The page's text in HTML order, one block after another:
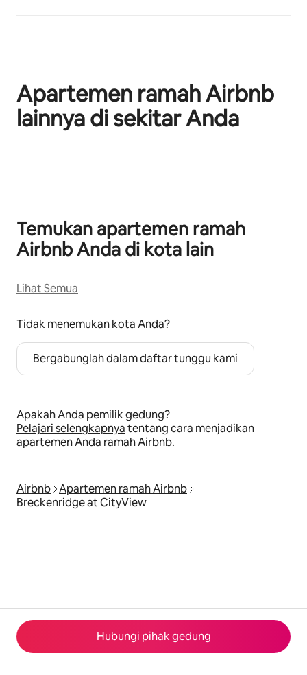
Hubungi pihak gedung
Apartemen ramah Airbnb
lainnya di sekitar Anda
Temukan apartemen ramah
Airbnb Anda di kota lain
Lihat Semua
Tidak menemukan kota Anda?
Bergabunglah dalam daftar tunggu kami
Apakah Anda pemilik gedung?
Pelajari selengkapnyatentang cara menjadikan
apartemen Anda ramah Airbnb.
Airbnb Apartemen ramah Airbnb
Breckenridge at CityView